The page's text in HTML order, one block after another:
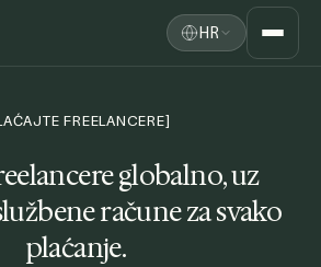
HR
FREELANCERE]
globalno,uz
račune za svako
plaćanje.